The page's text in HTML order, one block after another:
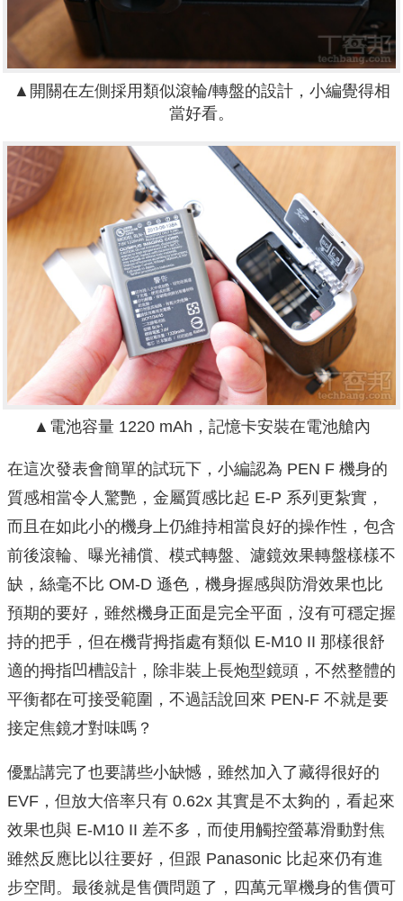
▲開關在左側採用類似滾輪/轉盤的設計，小編覺得相
當好看。
▲電池容量 1220 mAh，記憶卡安裝在電池艙內
在這次發表會簡單的試玩下，小編認為 PEN F 機身的
質感相當令人驚艷，金屬質感比起 E-P 系列更紮實，
而且在如此小的機身上仍維持相當良好的操作性，包含
前後滾輪、曝光補償、模式轉盤、濾鏡效果轉盤樣樣不
缺，絲毫不比 OM-D 遜色，機身握感與防滑效果也比
預期的要好，雖然機身正面是完全平面，沒有可穩定握
持的把手，但在機背拇指處有類似 E-M10 II 那樣很舒
適的拇指凹槽設計，除非裝上長炮型鏡頭，不然整體的
平衡都在可接受範圍，不過話說回來 PEN-F 不就是要
接定焦鏡才對味嗎？
優點講完了也要講些小缺憾，雖然加入了藏得很好的
EVF，但放大倍率只有 0.62x 其實是不太夠的，看起來
效果也與 E-M10 II 差不多，而使用觸控螢幕滑動對焦
雖然反應比以往要好，但跟 Panasonic 比起來仍有進
步空間。最後就是售價問題了，四萬元單機身的售價可